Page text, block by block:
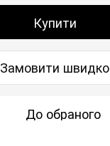
Купити
Замовити швидко
До обраного